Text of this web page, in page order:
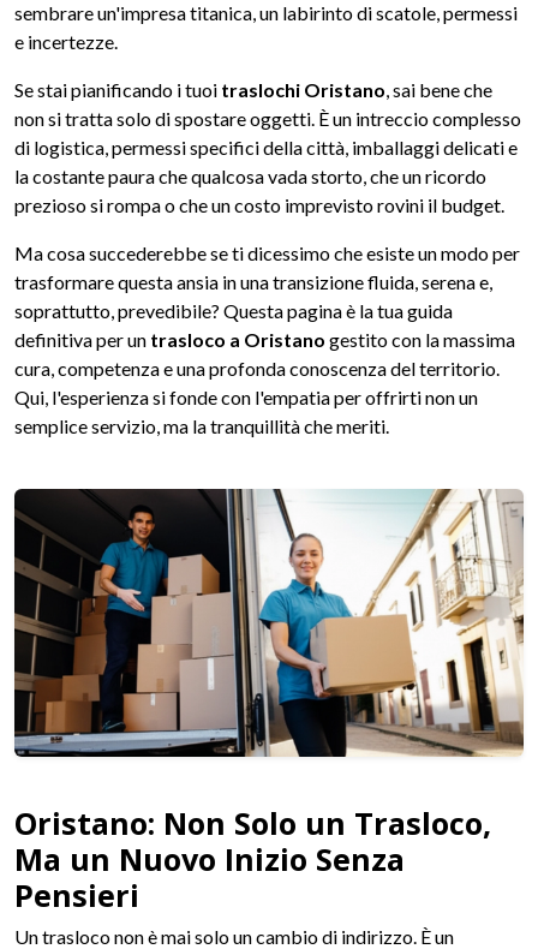
sembrare un'impresa titanica, un labirinto di scatole, permessi
e incertezze.
Se stai pianificando i tuoi traslochi Oristano, sai bene che
non si tratta solo di spostare oggetti. È un intreccio complesso
di logistica, permessi specifici della città, imballaggi delicati e
la costante paura che qualcosa vada storto, che un ricordo
prezioso si rompa o che un costo imprevisto rovini il budget.
Ma cosa succederebbe se ti dicessimo che esiste un modo per
trasformare questa ansia in una transizione fluida, serena e,
soprattutto, prevedibile? Questa pagina è la tua guida
definitiva per un trasloco a Oristano gestito con la massima
cura, competenza e una profonda conoscenza del territorio.
Qui, l'esperienza si fonde con l'empatia per offrirti non un
semplice servizio, ma la tranquillità che meriti.
Oristano: Non Solo un Trasloco,
Ma un Nuovo Inizio Senza
Pensieri
Un trasloco non è mai solo un cambio di indirizzo. È un